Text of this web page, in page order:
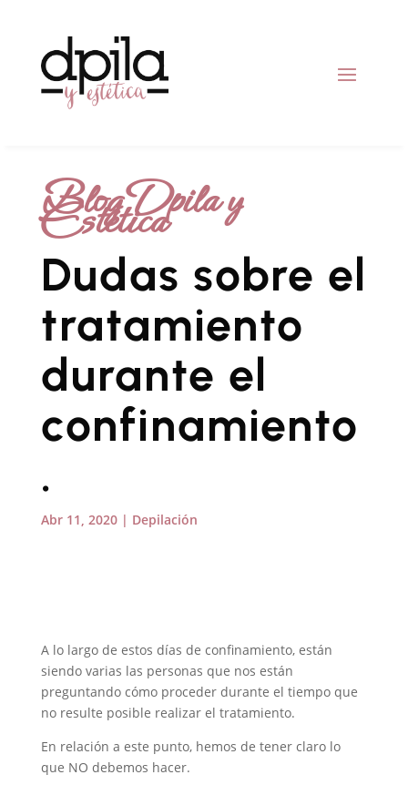
Blog Dpila y
Estética
Dudas sobre el
tratamiento
durante el
confinamiento
.
Abr 11, 2020| Depilación
A lo largo de estos días de confinamiento, están
siendo varias las personas que nos están
preguntando cómo proceder durante el tiempo que
no resulte posible realizar el tratamiento.
En relación a este punto, hemos de tener claro lo
que NO debemos hacer.